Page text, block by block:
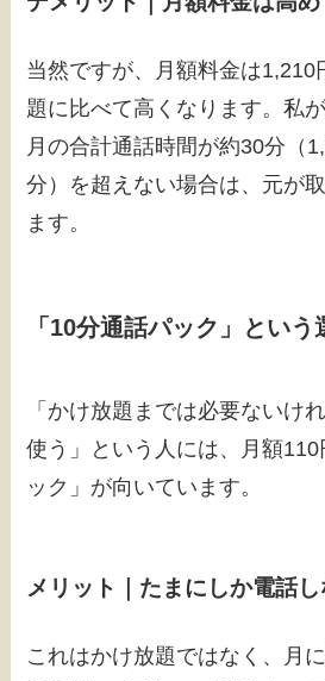
当然ですが、月額料金は1,210
題に比べて高くなります。私
月の合計通話時間が約30分（
分）を超えない場合は、元が
ます。
「10分通話パック」という
「かけ放題までは必要ないけ
使う」という人には、月額
ック」が向いています。
メリット｜たまにしか電話
これはかけ放題ではなく、月